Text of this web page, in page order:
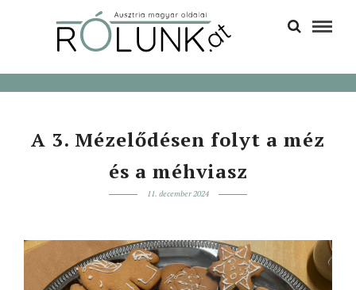
A 3. Mézelődésen folyt a méz
és a méhviasz
11. december 2024